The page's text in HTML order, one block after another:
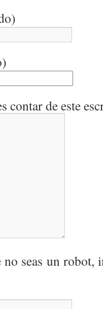
contar de este
seas un robot,